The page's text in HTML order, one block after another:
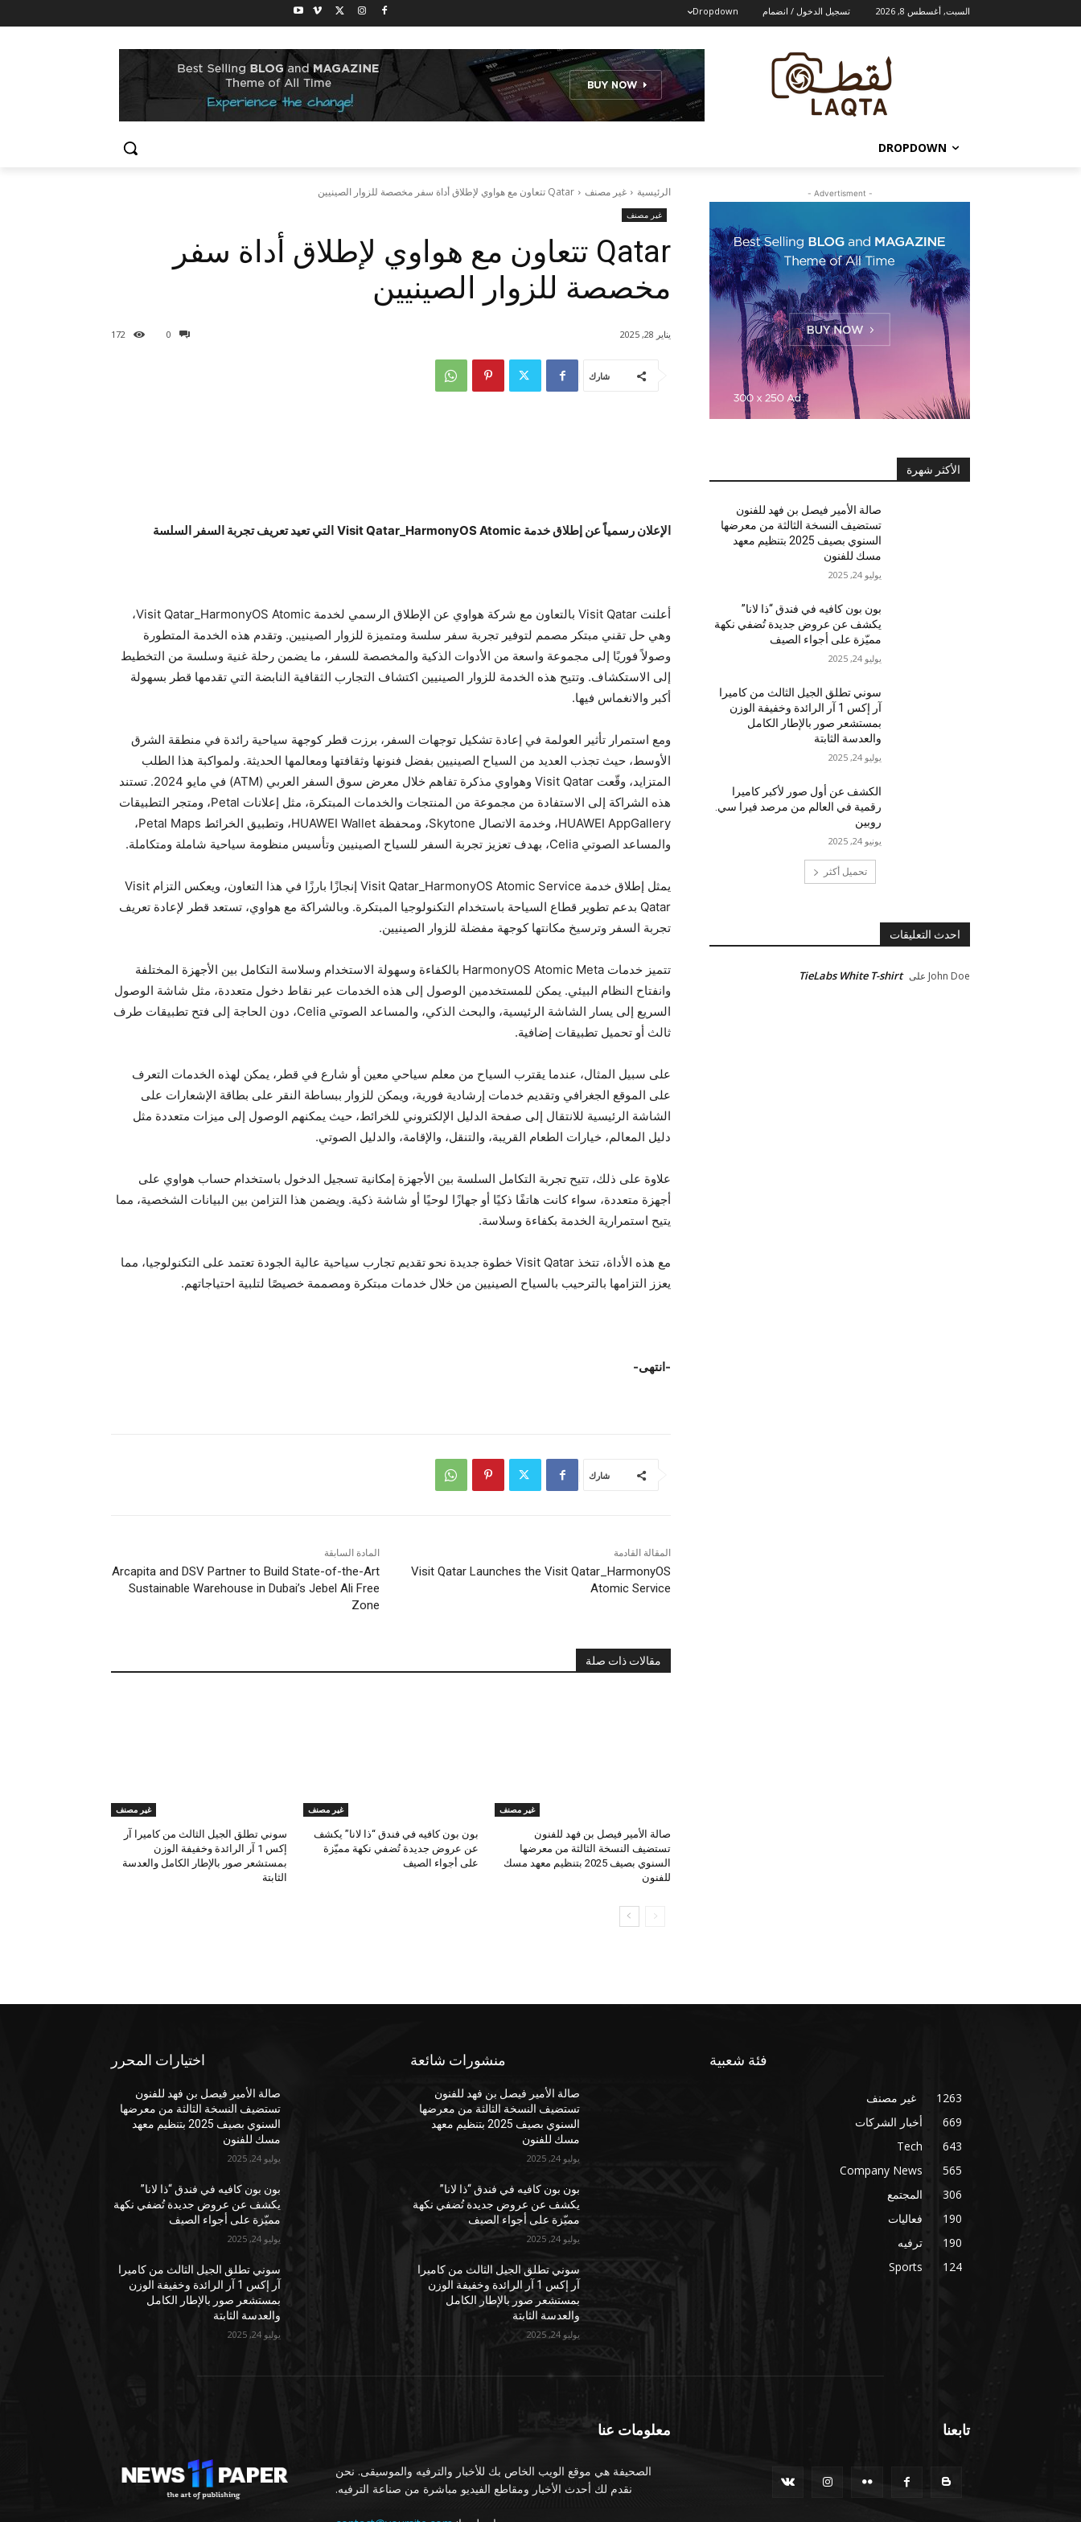
السبت, أغسطس 8, 2026 تسجيل الدخول / انضمام Dropdown
DROPDOWN
الرئيسية غير مصنف Qatar تتعاون مع هواوي لإطلاق أداة سفر مخصصة للزوار الصينيين
غير مصنف
Qatar تتعاون مع هواوي لإطلاق أداة سفر
مخصصة للزوار الصينيين
0
172 يناير 28, 2025
شارك
الإعلان رسمياً عن إطلاق خدمة Visit Qatar_HarmonyOS Atomic التي تعيد تعريف تجربة السفر السلسة
أعلنت Visit Qatar بالتعاون مع شركة هواوي عن الإطلاق الرسمي لخدمة Visit Qatar_HarmonyOS Atomic،
وهي حل تقني مبتكر مصمم لتوفير تجربة سفر سلسة ومتميزة للزوار الصينيين. وتقدم هذه الخدمة المتطورة
وصولاً فوريًا إلى مجموعة واسعة من الأدوات الذكية والمخصصة للسفر، ما يضمن رحلة غنية وسلسة من التخطيط
إلى الاستكشاف. وتتيح هذه الخدمة للزوار الصينيين اكتشاف التجارب الثقافية النابضة التي تقدمها قطر بسهولة
أكبر والانغماس فيها.
ومع استمرار تأثير العولمة في إعادة تشكيل توجهات السفر، برزت قطر كوجهة سياحية رائدة في منطقة الشرق
الأوسط، حيث تجذب العديد من السياح الصينيين بفضل فنونها وثقافتها ومعالمها الحديثة. ولمواكبة هذا الطلب
المتزايد، وقّعت Visit Qatar وهواوي مذكرة تفاهم خلال معرض سوق السفر العربي (ATM) في مايو 2024. تستند
هذه الشراكة إلى الاستفادة من مجموعة من المنتجات والخدمات المبتكرة، مثل إعلانات Petal، ومتجر التطبيقات
HUAWEI AppGallery، وخدمة الاتصال Skytone، ومحفظة HUAWEI Wallet، وتطبيق الخرائط Petal Maps،
والمساعد الصوتي Celia، بهدف تعزيز تجربة السفر للسياح الصينيين وتأسيس منظومة سياحية شاملة ومتكاملة.
يمثل إطلاق خدمة Visit Qatar_HarmonyOS Atomic Service إنجازًا بارزًا في هذا التعاون، ويعكس التزام Visit
Qatar بدعم تطوير قطاع السياحة باستخدام التكنولوجيا المبتكرة. وبالشراكة مع هواوي، تستعد قطر لإعادة تعريف
تجربة السفر وترسيخ مكانتها كوجهة مفضلة للزوار الصينيين.
تتميز خدمات HarmonyOS Atomic Meta بالكفاءة وسهولة الاستخدام وسلاسة التكامل بين الأجهزة المختلفة
وانفتاح النظام البيئي. يمكن للمستخدمين الوصول إلى هذه الخدمات عبر نقاط دخول متعددة، مثل شاشة الوصول
السريع إلى يسار الشاشة الرئيسية، والبحث الذكي، والمساعد الصوتي Celia، دون الحاجة إلى فتح تطبيقات طرف
ثالث أو تحميل تطبيقات إضافية.
على سبيل المثال، عندما يقترب السياح من معلم سياحي معين أو شارع في قطر، يمكن لهذه الخدمات التعرف
على الموقع الجغرافي وتقديم خدمات إرشادية فورية، ويمكن للزوار ببساطة النقر على بطاقة الإشعارات على
الشاشة الرئيسية للانتقال إلى صفحة الدليل الإلكتروني للخرائط، حيث يمكنهم الوصول إلى ميزات متعددة مثل
دليل المعالم، خيارات الطعام القريبة، والتنقل، والإقامة، والدليل الصوتي.
علاوة على ذلك، تتيح تجربة التكامل السلسة بين الأجهزة إمكانية تسجيل الدخول باستخدام حساب هواوي على
أجهزة متعددة، سواء كانت هاتفًا ذكيًا أو جهازًا لوحيًا أو شاشة ذكية. ويضمن هذا التزامن بين البيانات الشخصية، مما
يتيح استمرارية الخدمة بكفاءة وسلاسة.
مع هذه الأداة، تتخذ Visit Qatar خطوة جديدة نحو تقديم تجارب سياحية عالية الجودة تعتمد على التكنولوجيا، مما
يعزز التزامها بالترحيب بالسياح الصينيين من خلال خدمات مبتكرة ومصممة خصيصًا لتلبية احتياجاتهم.
-انتهى-
شارك
المادة السابقة
Arcapita and DSV Partner to Build State-of-the-Art
Sustainable Warehouse in Dubai’s Jebel Ali Free
Zone
المقالة القادمة
Visit Qatar Launches the Visit Qatar_HarmonyOS
Atomic Service
مقالات ذات صلة
غير مصنف
صالة الأمير فيصل بن فهد للفنون
تستضيف النسخة الثالثة من معرضها
السنوي بصيف 2025 بتنظيم معهد مسك
للفنون
غير مصنف
بون بون كافيه في فندق “ذا لانا” يكشف
عن عروض جديدة تُضفي نكهة مميّزة
على أجواء الصيف
غير مصنف
سوني تطلق الجيل الثالث من كاميرا آر
إكس 1 آر الرائدة وخفيفة الوزن
بمستشعر صور بالإطار الكامل والعدسة
الثابتة
- Advertisment -
الأكثر شهرة
صالة الأمير فيصل بن فهد للفنون
تستضيف النسخة الثالثة من معرضها
السنوي بصيف 2025 بتنظيم معهد
مسك للفنون
يوليو 24, 2025
بون بون كافيه في فندق “ذا لانا”
يكشف عن عروض جديدة تُضفي نكهة
مميّزة على أجواء الصيف
يوليو 24, 2025
سوني تطلق الجيل الثالث من كاميرا
آر إكس 1 آر الرائدة وخفيفة الوزن
بمستشعر صور بالإطار الكامل
والعدسة الثابتة
يوليو 24, 2025
الكشف عن أول صور لأكبر كاميرا
رقمية في العالم من مرصد فيرا سي.
روبين
يونيو 24, 2025
تحميل أكثر
احدث التعليقات
John Doe على TieLabs White T-shirt
اختيارات المحرر
صالة الأمير فيصل بن فهد للفنون
تستضيف النسخة الثالثة من معرضها
السنوي بصيف 2025 بتنظيم معهد
مسك للفنون
يوليو 24, 2025
بون بون كافيه في فندق “ذا لانا”
يكشف عن عروض جديدة تُضفي نكهة
مميّزة على أجواء الصيف
يوليو 24, 2025
سوني تطلق الجيل الثالث من كاميرا
آر إكس 1 آر الرائدة وخفيفة الوزن
بمستشعر صور بالإطار الكامل
والعدسة الثابتة
يوليو 24, 2025
منشورات شائعة
صالة الأمير فيصل بن فهد للفنون
تستضيف النسخة الثالثة من معرضها
السنوي بصيف 2025 بتنظيم معهد
مسك للفنون
يوليو 24, 2025
بون بون كافيه في فندق “ذا لانا”
يكشف عن عروض جديدة تُضفي نكهة
مميّزة على أجواء الصيف
يوليو 24, 2025
سوني تطلق الجيل الثالث من كاميرا
آر إكس 1 آر الرائدة وخفيفة الوزن
بمستشعر صور بالإطار الكامل
والعدسة الثابتة
يوليو 24, 2025
فئة شعبية
غير مصنف
1263
أخبار الشركات
669
Tech
643
Company News
565
المجتمع
306
فعاليات
190
ترفيه
190
Sports
124
معلومات عنا
الصحيفة هي موقع الويب الخاص بك للأخبار والترفيه والموسيقى. نحن
نقدم لك أحدث الأخبار ومقاطع الفيديو مباشرة من صناعة الترفيه.
تابعنا